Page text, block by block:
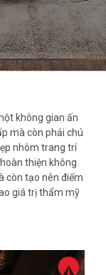
không gian ấn
mà còn phải chú
nhôm trang trí
thiện không
còn tạo nên điểm
giá trị thẩm mỹ